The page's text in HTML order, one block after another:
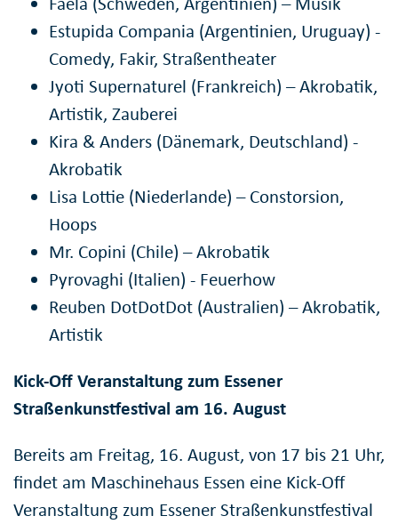
Estupida Compania (Argentinien, Uruguay) -
Comedy, Fakir, Straßentheater
Jyoti Supernaturel (Frankreich) – Akrobatik,
Artistik, Zauberei
Kira & Anders (Dänemark, Deutschland) -
Akrobatik
Lisa Lottie (Niederlande) – Constorsion,
Hoops
Mr. Copini (Chile) – Akrobatik
Pyrovaghi (Italien) - Feuerhow
Reuben DotDotDot (Australien) – Akrobatik,
Artistik
Kick-Off Veranstaltung zum Essener
Straßenkunstfestival am 16. August
Bereits am Freitag, 16. August, von 17 bis 21 Uhr,
findet am Maschinehaus Essen eine Kick-Off
Veranstaltung zum Essener Straßenkunstfestival